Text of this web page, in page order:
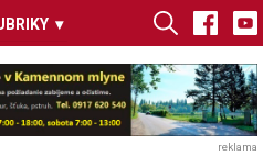
▾
reklama